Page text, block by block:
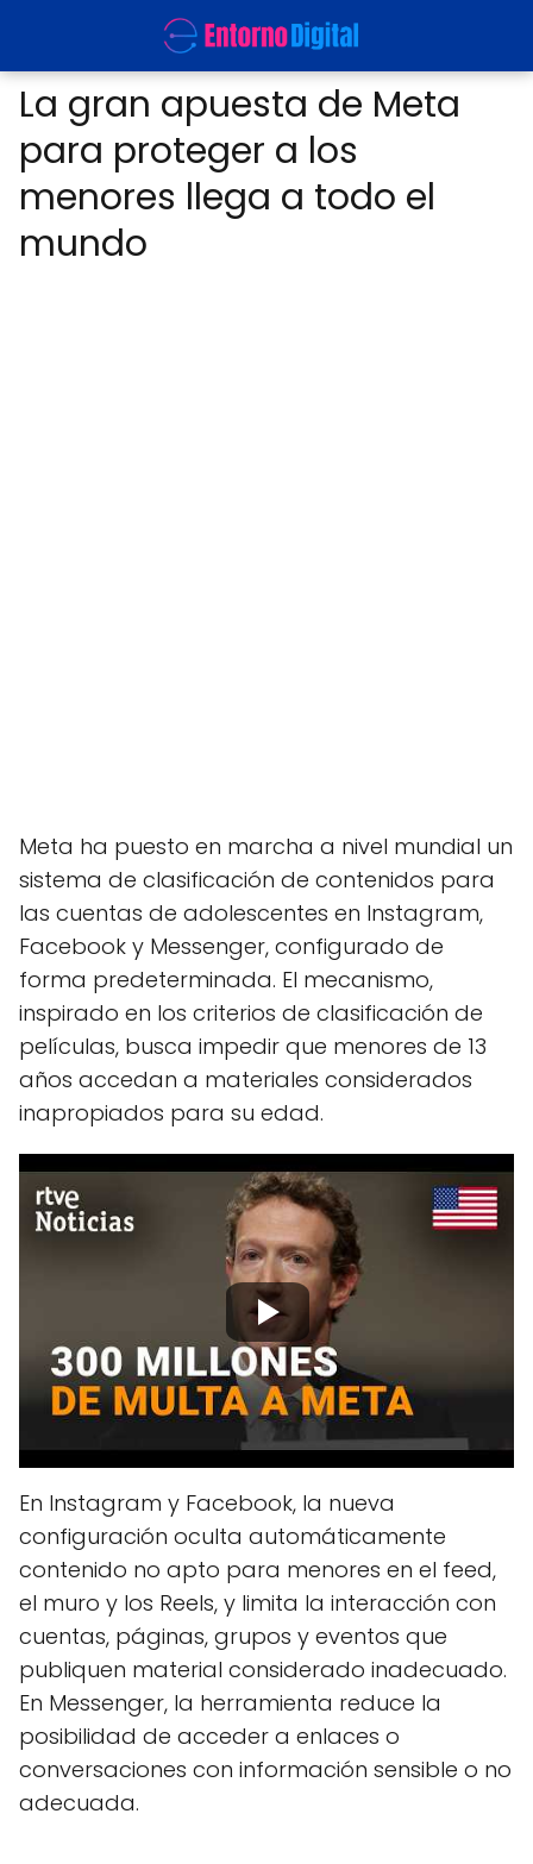
La gran apuesta de Meta
para proteger a los
menores llega a todo el
mundo
Meta ha puesto en marcha a nivel mundial un
sistema de clasificación de contenidos para
las cuentas de adolescentes en Instagram,
Facebook y Messenger, configurado de
forma predeterminada. El mecanismo,
inspirado en los criterios de clasificación de
películas, busca impedir que menores de 13
años accedan a materiales considerados
inapropiados para su edad.
En Instagram y Facebook, la nueva
configuración oculta automáticamente
contenido no apto para menores en el feed,
el muro y los Reels, y limita la interacción con
cuentas, páginas, grupos y eventos que
publiquen material considerado inadecuado.
En Messenger, la herramienta reduce la
posibilidad de acceder a enlaces o
conversaciones con información sensible o no
adecuada.